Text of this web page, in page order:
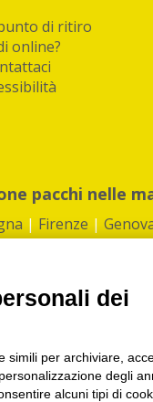
di ritiro
online?
pacchi nelle
| Firenze |
50.000€ |
e Kipoint per ritirare i
dei
simili per archiviare,
degli
alcuni tipi di